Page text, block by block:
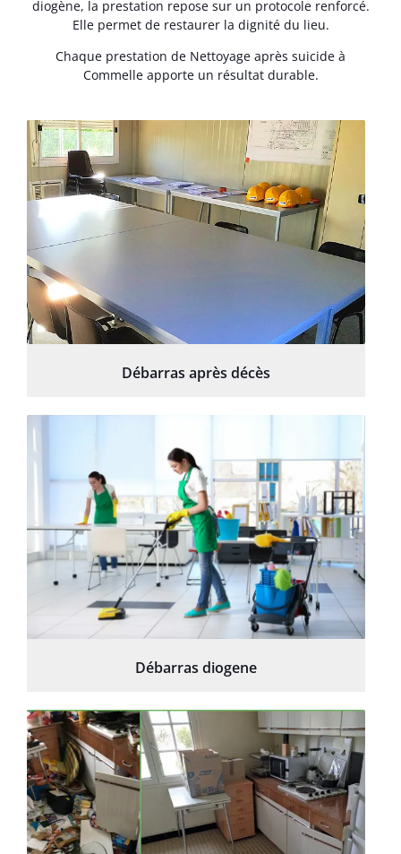
diogène, la prestation repose sur un protocole renforcé.
Elle permet de restaurer la dignité du lieu.
Chaque prestation de Nettoyage après suicide à
Commelle apporte un résultat durable.
Débarras après décès
Débarras diogene